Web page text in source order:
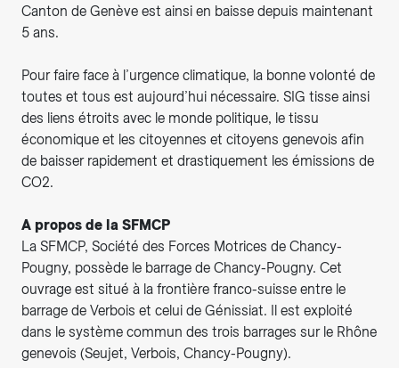
Canton de Genève est ainsi en baisse depuis maintenant
5 ans.
Pour faire face à l’urgence climatique, la bonne volonté de
toutes et tous est aujourd’hui nécessaire. SIG tisse ainsi
des liens étroits avec le monde politique, le tissu
économique et les citoyennes et citoyens genevois afin
de baisser rapidement et drastiquement les émissions de
CO2.
A propos de la SFMCP
La SFMCP, Société des Forces Motrices de Chancy-
Pougny, possède le barrage de Chancy-Pougny. Cet
ouvrage est situé à la frontière franco-suisse entre le
barrage de Verbois et celui de Génissiat. Il est exploité
dans le système commun des trois barrages sur le Rhône
genevois (Seujet, Verbois, Chancy-Pougny).